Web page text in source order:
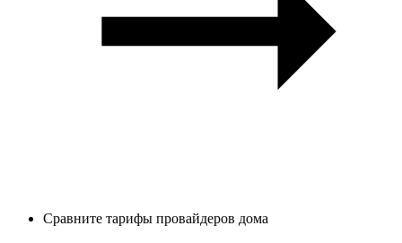
Сравните тарифы провайдеров дома